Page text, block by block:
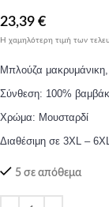
23,39 €
Η χαμηλότερη τιμή των
Μπλούζα
Σύνθεση: 100%
Χρώμα: Μουσταρδί
Διαθέσιμη σε 3XL – 6XL
5 σε απόθεμα